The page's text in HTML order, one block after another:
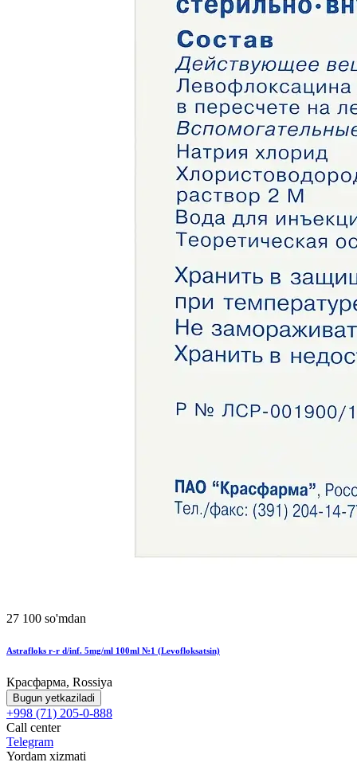
27 100 so'mdan
Astrafloks r-r d/inf. 5mg/ml 100ml №1 (Levofloksatsin)
Красфарма, Rossiya
Bugun yetkaziladi
+998 (71) 205-0-888
Call center
Telegram
Yordam xizmati